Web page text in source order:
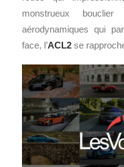
monstrueux
aérodynamiques qui
face, l’ACL2 se